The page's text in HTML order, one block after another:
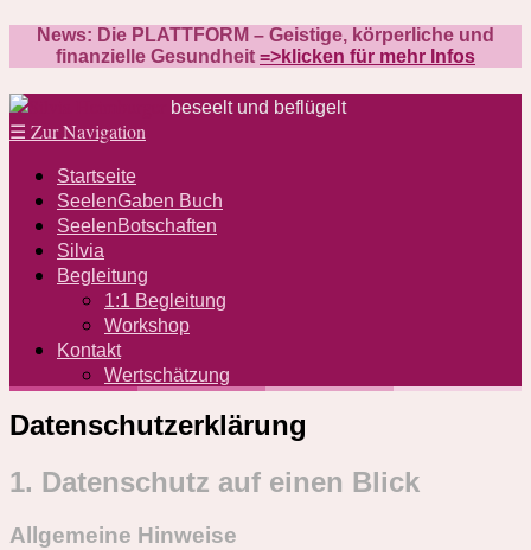
News: Die PLATTFORM – Geistige, körperliche und
finanzielle Gesundheit =>klicken für mehr Infos
beseelt und beflügelt
☰ Zur Navigation
Startseite
SeelenGaben Buch
SeelenBotschaften
Silvia
Begleitung
1:1 Begleitung
Workshop
Kontakt
Wertschätzung
Datenschutzerklärung
1. Datenschutz auf einen Blick
Allgemeine Hinweise